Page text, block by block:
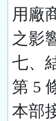
用廠
之影
七、
第 5
本部